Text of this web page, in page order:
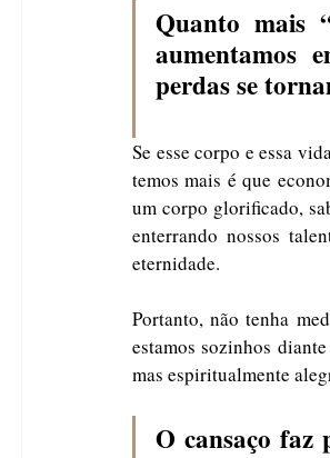
Quanto mais
aumentamos
perdas se
Se esse corpo e essa
temos mais é que
um corpo glorificado,
enterrando nossos
eternidade.
Portanto, não tenha
estamos sozinhos
mas espiritualmente
O cansaço faz